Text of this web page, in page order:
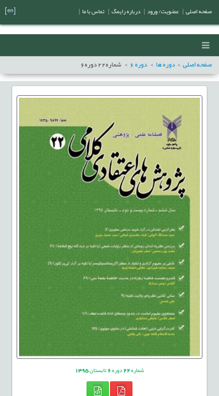
صفحه اصلی دوره ها دوره6 شماره22دوره6
شماره22دوره6تابستان1395
صفحه اصلی عضویت/ ورود درباره رایمگ تماس با ما